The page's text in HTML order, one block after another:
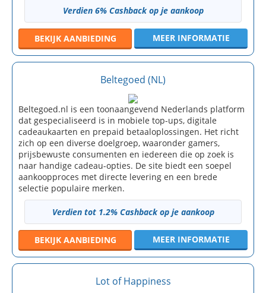
Verdien 6% Cashback op je aankoop
BEKIJK AANBIEDING MEER INFORMATIE
Beltegoed (NL)
Beltegoed.nl is een toonaangevend Nederlands platform
dat gespecialiseerd is in mobiele top-ups, digitale
cadeaukaarten en prepaid betaaloplossingen. Het richt
zich op een diverse doelgroep, waaronder gamers,
prijsbewuste consumenten en iedereen die op zoek is
naar handige cadeau-opties. De site biedt een soepel
aankoopproces met directe levering en een brede
selectie populaire merken.
Verdien tot 1.2% Cashback op je aankoop
BEKIJK AANBIEDING MEER INFORMATIE
Lot of Happiness